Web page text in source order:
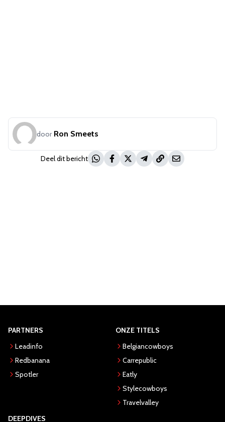
door Ron Smeets
Deel dit bericht
PARTNERS
Leadinfo
Redbanana
Spotler
ONZE TITELS
Belgiancowboys
Carrepublic
Eatly
Stylecowboys
Travelvalley
DEEPDIVES